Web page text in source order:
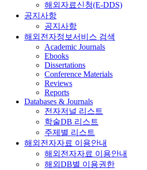
해외자료신청(E-DDS)
공지사항
공지사항
해외전자정보서비스 검색
Academic Journals
Ebooks
Dissertations
Conference Materials
Reviews
Reports
Databases & Journals
전자저널 리스트
학술DB 리스트
주제별 리스트
해외전자자료 이용안내
해외전자자료 이용안내
해외DB별 이용권한